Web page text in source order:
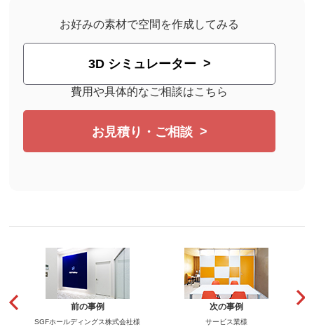
お好みの素材で空間を作成してみる
3D シミュレーター
費用や具体的なご相談はこちら
お見積り・ご相談
前の事例
SGFホールディングス株式会社様
次の事例
サービス業様